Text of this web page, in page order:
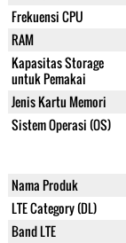
Frekuensi CPU
RAM
Kapasitas Storage
untuk Pemakai
Jenis Kartu Memori
Sistem Operasi (OS)
Nama Produk
LTE Category (DL)
Band LTE